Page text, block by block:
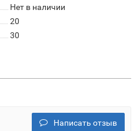
Нет в наличии
20
30
Написать отзыв